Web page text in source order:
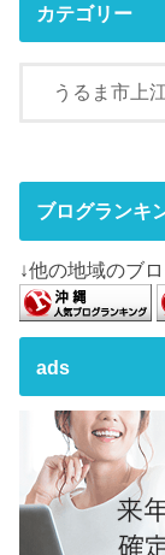
カテゴリー
ブログランキ
↓他の地域のブ
ads